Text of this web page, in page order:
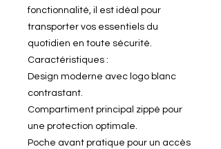
fonctionnalité, il est idéal pour
transporter vos essentiels du
quotidien en toute sécurité.
Caractéristiques :
Design moderne avec logo blanc
contrastant.
Compartiment principal zippé pour
une protection optimale.
Poche avant pratique pour un accès